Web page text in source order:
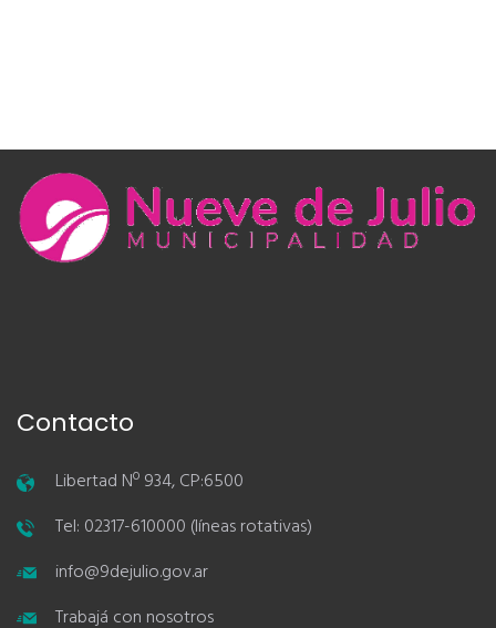
Contacto
Libertad Nº 934, CP:6500
Tel: 02317-610000 (líneas rotativas)
info@9dejulio.gov.ar
Trabajá con nosotros